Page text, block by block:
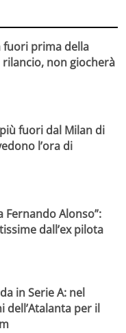
fuori prima della
non giocherà
fuori dal Milan di
l’ora di
Fernando Alonso”:
dall’ex pilota
in Serie A: nel
dell’Atalanta per il